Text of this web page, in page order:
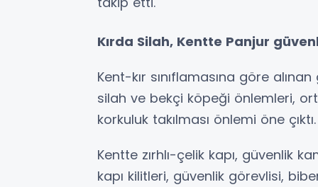
Kırda Silah, Kentte Panjur
Kent-kır sınıflamasına göre
silah ve bekçi köpeği önlemleri,
korkuluk takılması önlemi öne çıktı.
Kentte zırhlı-çelik kapı, güvenlik
kapı kilitleri, güvenlik görevlisi,